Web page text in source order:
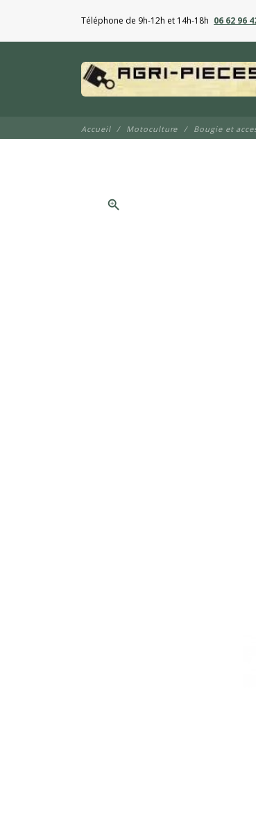
Téléphone de 9h-12h et 14h-18h 06 62 96
Accueil Motoculture Bougie et
zoom_in